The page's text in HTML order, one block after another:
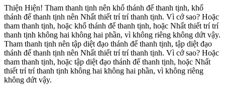
Thiện Hiện! Tham thanh tịnh nên khổ thánh đế thanh tịnh, khổ
thánh đế thanh tịnh nên Nhất thiết trí trí thanh tịnh. Vì cớ sao? Hoặc
tham thanh tịnh, hoặc khổ thánh đế thanh tịnh, hoặc Nhất thiết trí trí
thanh tịnh không hai không hai phần, vì không riêng không dứt vậy.
Tham thanh tịnh nên tập diệt đạo thánh đế thanh tịnh, tập diệt đạo
thánh đế thanh tịnh nên Nhất thiết trí trí thanh tịnh. Vì cớ sao? Hoặc
tham thanh tịnh, hoặc tập diệt đạo thánh đế thanh tịnh, hoặc Nhất
thiết trí trí thanh tịnh không hai không hai phần, vì không riêng
không dứt vậy.